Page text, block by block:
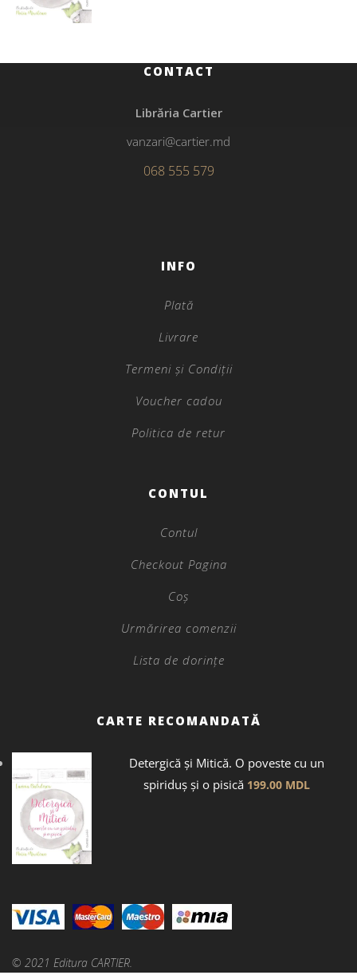
CONTACT
Librăria Cartier
vanzari@cartier.md
068 555 579
INFO
Plată
Livrare
Termeni și Condiții
Voucher cadou
Politica de retur
CONTUL
Contul
Checkout Pagina
Coș
Urmărirea comenzii
Lista de dorințe
CARTE RECOMANDATĂ
Detergică și Mitică. O poveste cu un
spiriduș și o pisică 199.00 MDL
© 2021 Editura CARTIER.